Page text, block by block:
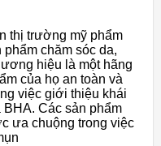
thị trường mỹ phẩm
chăm sóc da,
hiệu là một hãng
của họ an toàn và
việc giới thiệu khái
BHA. Các sản phẩm
ưa chuộng trong việc